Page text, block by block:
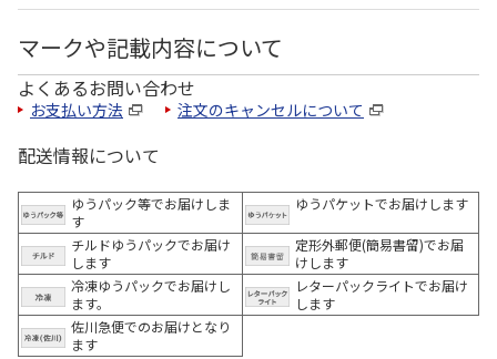
マークや記載内容について
よくあるお問い合わせ
お支払い方法 注文のキャンセルについて
配送情報について
ゆうパック等でお届けしま
す
ゆうパケットでお届けします
チルドゆうパックでお届け
します
定形外郵便(簡易書留)でお届
けします
冷凍ゆうパックでお届けし
ます。
レターパックライトでお届け
します
佐川急便でのお届けとなり
ます